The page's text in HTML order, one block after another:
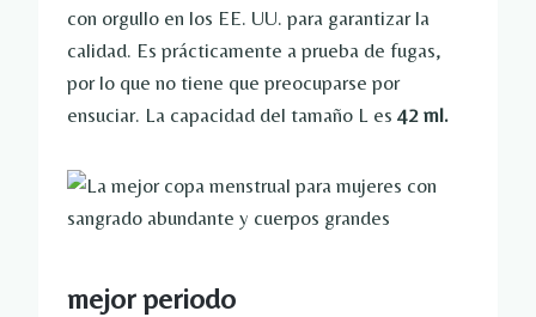
con orgullo en los EE. UU. para garantizar la
calidad. Es prácticamente a prueba de fugas,
por lo que no tiene que preocuparse por
ensuciar. La capacidad del tamaño L es 42 ml.
mejor periodo